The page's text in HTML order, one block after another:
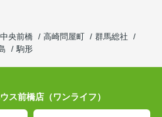
中央前橋 高崎問屋町
群馬総社
駒形
ス前橋店（ワンライフ）